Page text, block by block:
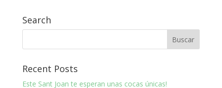
Search
Recent Posts
Este Sant Joan te esperan unas cocas únicas!